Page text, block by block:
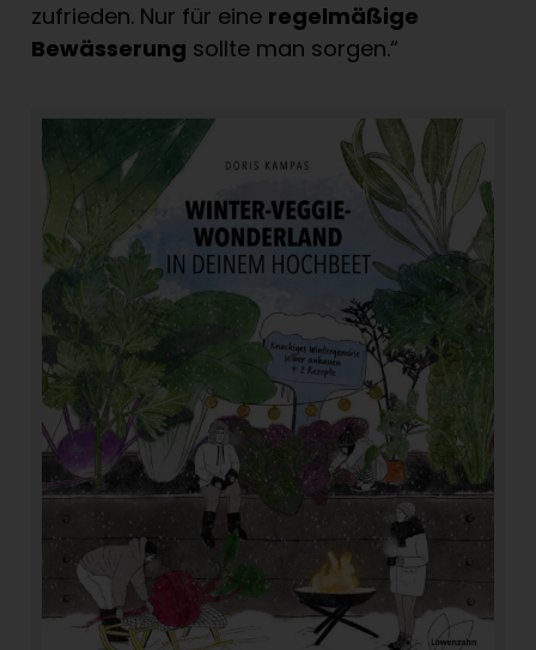
zufrieden. Nur für eine regelmäßige
Bewässerung sollte man sorgen.“